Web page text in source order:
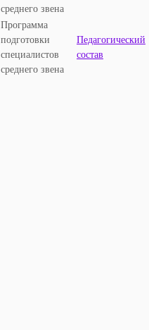
среднего звена
Программа
подготовки
специалистов
среднего звена
Педагогический
состав